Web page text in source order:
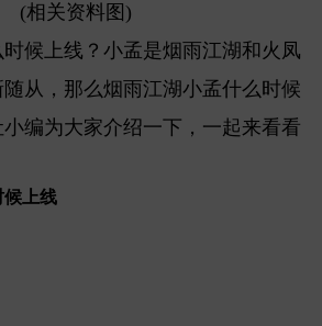
(相关资料图)
候上线？小孟是烟雨江湖和火凤
从，那么烟雨江湖小孟什么时候
编为大家介绍一下，一起来看看
候上线